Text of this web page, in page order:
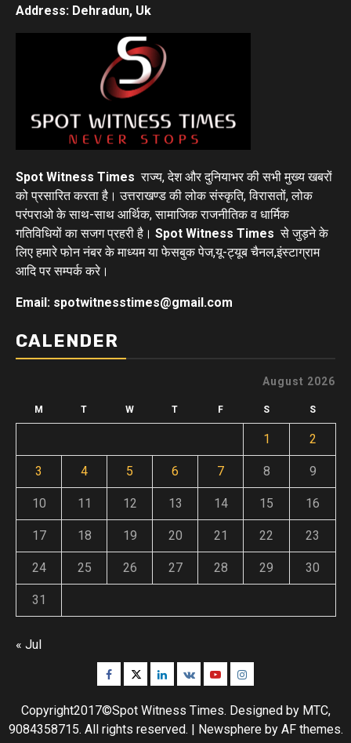
Address: Dehradun, Uk
Spot Witness Times राज्य, देश और दुनियाभर की सभी मुख्य खबरों
को प्रसारित करता है। उत्तराखण्ड की लोक संस्कृति, विरासतों, लोक
परंपराओ के साथ-साथ आर्थिक, सामाजिक राजनीतिक व धार्मिक
गतिविधियों का सजग प्रहरी है। Spot Witness Times से जुड़ने के
लिए हमारे फोन नंबर के माध्यम या फेसबुक पेज,यू-ट्यूब चैनल,इंस्टाग्राम
आदि पर सम्पर्क करे।
Email: spotwitnesstimes@gmail.com
CALENDER
August 2026
M T W T F S S
1 2
3 4 5 6 7 8 9
10 11 12 13 14 15 16
17 18 19 20 21 22 23
24 25 26 27 28 29 30
31
« Jul
Facebook
TwitterLinkedin
VK YoutubeInstagram
Copyright2017©Spot Witness Times. Designed by MTC,
9084358715. All rights reserved. | Newsphereby AF themes.